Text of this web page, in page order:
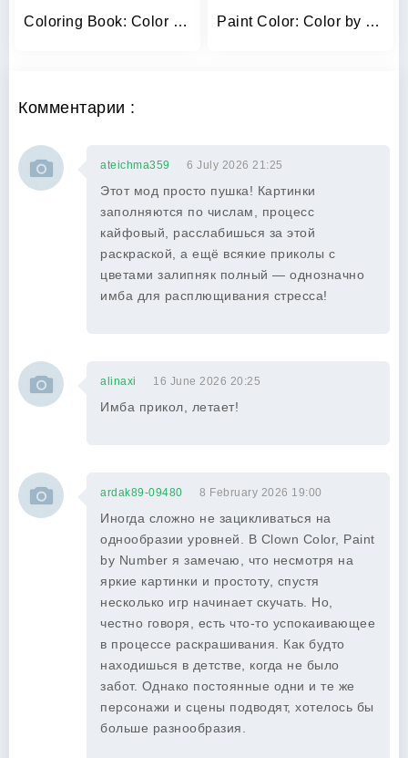
Coloring Book: Color by Number Paint Color: Color by number
Комментарии :
ateichma359 6 July 2026 21:25
Этот мод просто пушка! Картинки
заполняются по числам, процесс
кайфовый, расслабишься за этой
раскраской, а ещё всякие приколы с
цветами залипняк полный — однозначно
имба для расплющивания стресса!
alinaxi 16 June 2026 20:25
Имба прикол, летает!
ardak89-09480 8 February 2026 19:00
Иногда сложно не зацикливаться на
однообразии уровней. В Clown Color, Paint
by Number я замечаю, что несмотря на
яркие картинки и простоту, спустя
несколько игр начинает скучать. Но,
честно говоря, есть что-то успокаивающее
в процессе раскрашивания. Как будто
находишься в детстве, когда не было
забот. Однако постоянные одни и те же
персонажи и сцены подводят, хотелось бы
больше разнообразия.